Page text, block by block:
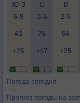
Ю-З
5-9
С
3-6
В
2-5
43 75 54
+25 +17 +25
Погода сегодня
Прогноз погоды на